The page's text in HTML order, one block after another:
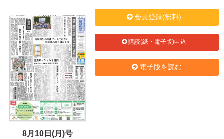
8月10日(月)号
会員登録(無料)
購読(紙・電子版)申込
電子版を読む